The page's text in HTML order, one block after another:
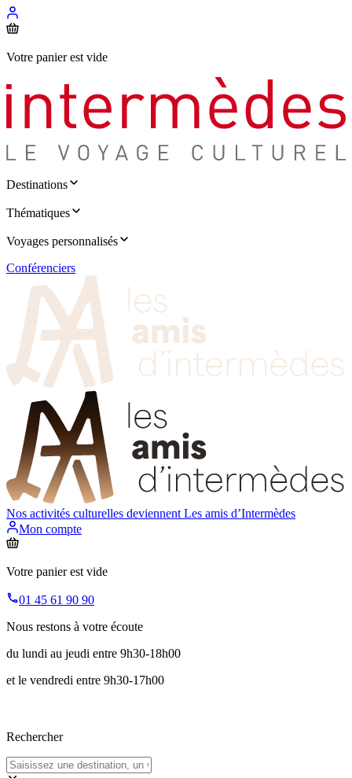
Votre panier est vide
Destinations
Thématiques
Voyages personnalisés
Conférenciers
Nos activités culturelles deviennent Les amis d’Intermèdes
Mon compte
Votre panier est vide
01 45 61 90 90
Nous restons à votre écoute
du lundi au jeudi entre 9h30-18h00
et le vendredi entre 9h30-17h00
Rechercher